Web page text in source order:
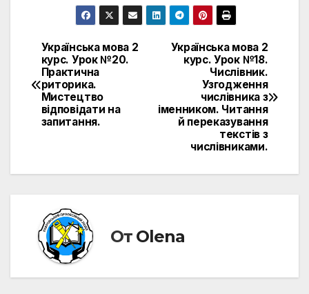
Навигация
по
записям
Українська мова 2
курс. Урок №18.
Числівник.
Узгодження
числівника з
іменником. Читання
й переказування
текстів з
числівниками.
Українська мова 2
курс. Урок №20.
Практична
риторика.
Мистецтво
відповідати на
запитання.
От Olena